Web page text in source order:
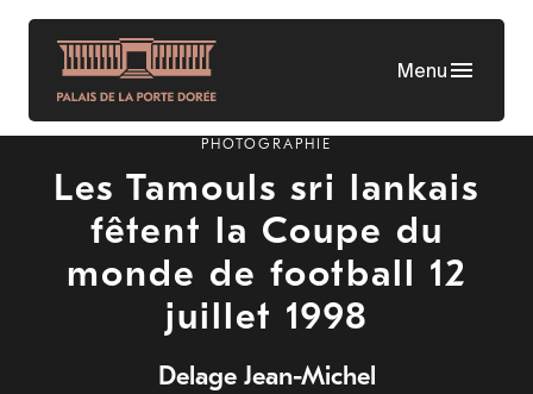
Aller
contenu
principal
Menu
PHOTOGRAPHIE
Les Tamouls sri lankais
fêtent la Coupe du
monde de football 12
juillet 1998
Delage Jean-Michel